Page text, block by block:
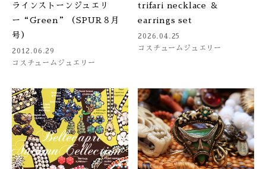
ラインストーンジュエリ
ー“Green”（SPUR８月
号）
2012.06.29
コスチュームジュエリー
trifari necklace ＆
earrings set
2026.04.25
コスチュームジュエリー